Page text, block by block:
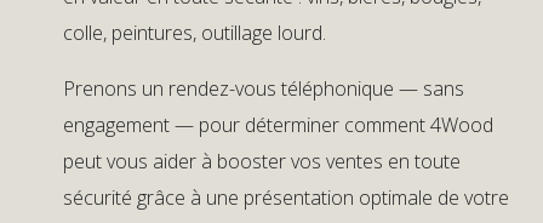
colle, peintures, outillage lourd.
Prenons un rendez-vous téléphonique — sans
engagement — pour déterminer comment 4Wood
peut vous aider à booster vos ventes en toute
sécurité grâce à une présentation optimale de votre